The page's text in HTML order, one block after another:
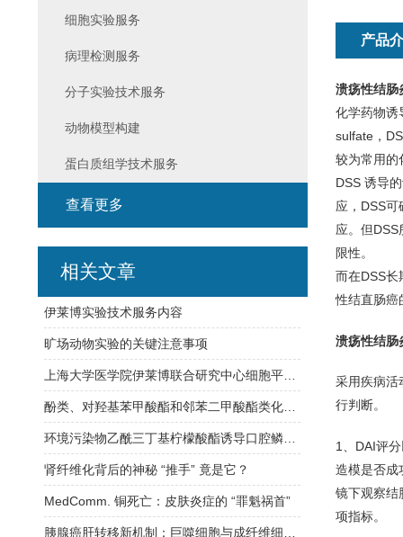
产品
溃疡性结肠
化学药物诱
sulfate，
较为常用的
DSS 诱导
应，DSS
应。但
限性。
而在DSS长
性结直肠癌
溃疡性结肠
采用疾病活
行判断。
1、DAI评
造模是否成
镜下观察结
项指标。
细胞实验服务
病理检测服务
分子实验技术服务
动物模型构建
蛋白质组学技术服务
查看更多
相关文章
伊莱博实验技术服务内容
旷场动物实验的关键注意事项
肾纤维化背后的神秘 “推手” 竟是它？
MedComm. 铜死亡：皮肤炎症的 “罪魁祸首”